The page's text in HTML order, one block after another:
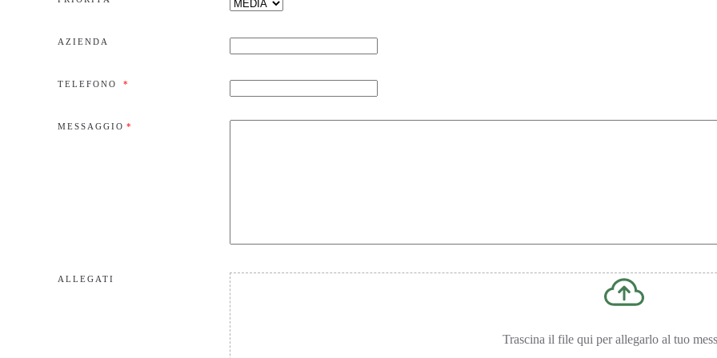
AZIENDA
TELEFONO *
MESSAGGIO *
ALLEGATI
Trascina il file qui per allegarlo al tuo